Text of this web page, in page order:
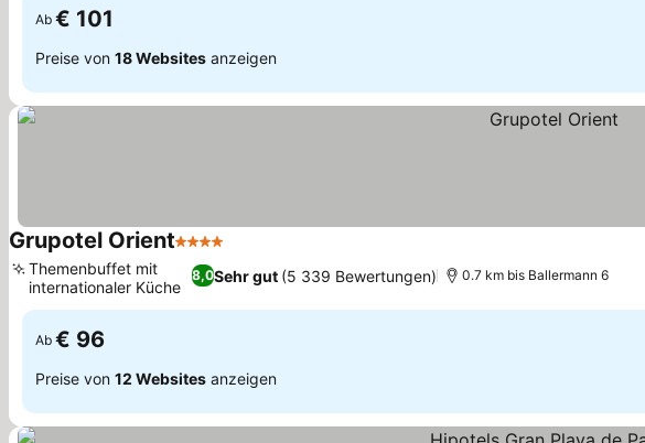
Ab € 101
Preise von 18 Websites anzeigen
Grupotel Orient4 Sterne
8,0Sehr gut (5 339 Bewertungen)
Themenbuffet mit
internationaler Küche
0.7 km bis Ballermann 6
Ab € 96
Preise von 12 Websites anzeigen